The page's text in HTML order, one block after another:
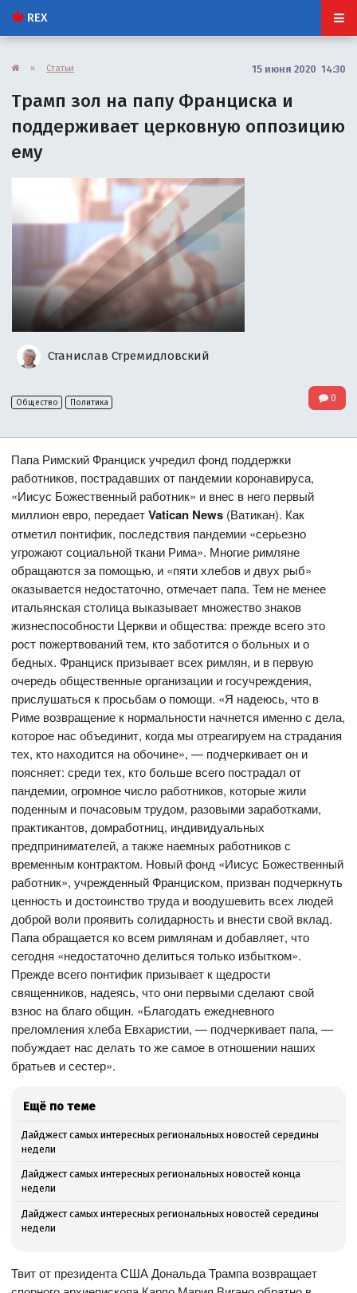
REX
» Статьи 15 июня 2020 14:30
Трамп зол на папу Франциска и
поддерживает церковную оппозицию
ему
Станислав Стремидловский
Общество Политика 0
Папа Римский Франциск учредил фонд поддержки
работников, пострадавших от пандемии коронавируса,
«Иисус Божественный работник» и внес в него первый
миллион евро, передаетVatican News (Ватикан). Как
отметил понтифик, последствия пандемии «серьезно
угрожают социальной ткани Рима». Многие римляне
обращаются за помощью, и «пяти хлебов и двух рыб»
оказывается недостаточно, отмечает папа. Тем не менее
итальянская столица выказывает множество знаков
жизнеспособности Церкви и общества: прежде всего это
рост пожертвований тем, кто заботится о больных и о
бедных. Франциск призывает всех римлян, и в первую
очередь общественные организации и госучреждения,
прислушаться к просьбам о помощи. «Я надеюсь, что в
Риме возвращение к нормальности начнется именно с дела,
которое нас объединит, когда мы отреагируем на страдания
тех, кто находится на обочине», — подчеркивает он и
поясняет: среди тех, кто больше всего пострадал от
пандемии, огромное число работников, которые жили
поденным и почасовым трудом, разовыми заработками,
практикантов, домработниц, индивидуальных
предпринимателей, а также наемных работников с
временным контрактом. Новый фонд «Иисус Божественный
работник», учрежденный Франциском, призван подчеркнуть
ценность и достоинство труда и воодушевить всех людей
доброй воли проявить солидарность и внести свой вклад.
Папа обращается ко всем римлянам и добавляет, что
сегодня «недостаточно делиться только избытком».
Прежде всего понтифик призывает к щедрости
священников, надеясь, что они первыми сделают свой
взнос на благо общин. «Благодать ежедневного
преломления хлеба Евхаристии, — подчеркивает папа, —
побуждает нас делать то же самое в отношении наших
братьев и сестер».
Ещё по теме
Дайджест самых интересных региональных новостей середины
недели
Дайджест самых интересных региональных новостей конца
недели
Дайджест самых интересных региональных новостей середины
недели
Твит от президента США Дональда Трампа возвращает